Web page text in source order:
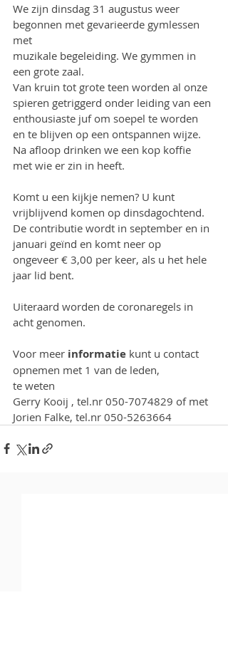
We zijn dinsdag 31 augustus weer
begonnen met gevarieerde gymlessen
met
muzikale begeleiding. We gymmen in
een grote zaal.
Van kruin tot grote teen worden al onze
spieren getriggerd onder leiding van een
enthousiaste juf om soepel te worden
en te blijven op een ontspannen wijze.
Na afloop drinken we een kop koffie
met wie er zin in heeft.
Komt u een kijkje nemen? U kunt
vrijblijvend komen op dinsdagochtend.
De contributie wordt in september en in
januari geïnd en komt neer op
ongeveer € 3,00 per keer, als u het hele
jaar lid bent.
Uiteraard worden de coronaregels in
acht genomen.
Voor meer informatie kunt u contact
opnemen met 1 van de leden,
te weten
Gerry Kooij , tel.nr 050-7074829 of met
Jorien Falke, tel.nr 050-5263664